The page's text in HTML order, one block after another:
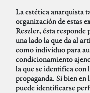
La estética anarquista
organización de estas
Reszler, ésta
una lado la que da al
como individuo para
condicionamiento
la que se identifica con
propaganda. Si bien
puede identificarse